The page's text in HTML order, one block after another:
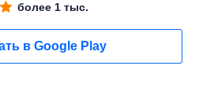
Вы
Мне уже есть
более 1 тыс.
в Google Play